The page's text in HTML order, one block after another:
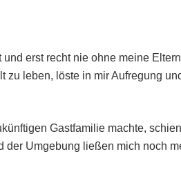
erst recht nie ohne meine
zu leben, löste in mir Aufregung
Gastfamilie machte,
Umgebung ließen mich noch